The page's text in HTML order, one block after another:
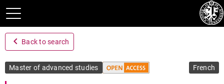
navigate_before Back to search
Master of advanced studies French